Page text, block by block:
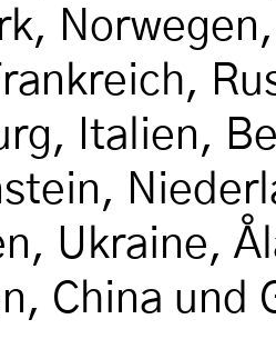
Italien,
Ukraine,
China und